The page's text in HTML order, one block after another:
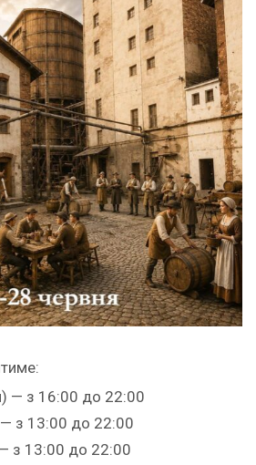
— з 16:00 до 22:00
з 13:00 до 22:00
з 13:00 до 22:00